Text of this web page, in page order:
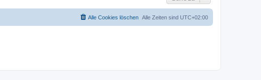
Alle Zeiten sind UTC+02:00
Alle Cookies löschen